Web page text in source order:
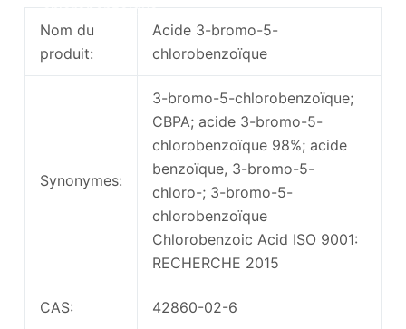
chlorobenzoïque
Nom du
produit:
Acide 3-bromo-5-
chlorobenzoïque
Synonymes:
3-bromo-5-chlorobenzoïque;
CBPA; acide 3-bromo-5-
chlorobenzoïque 98%; acide
benzoïque, 3-bromo-5-
chloro-; 3-bromo-5-
chlorobenzoïque
Chlorobenzoic Acid ISO 9001:
RECHERCHE 2015
CAS: 42860-02-6